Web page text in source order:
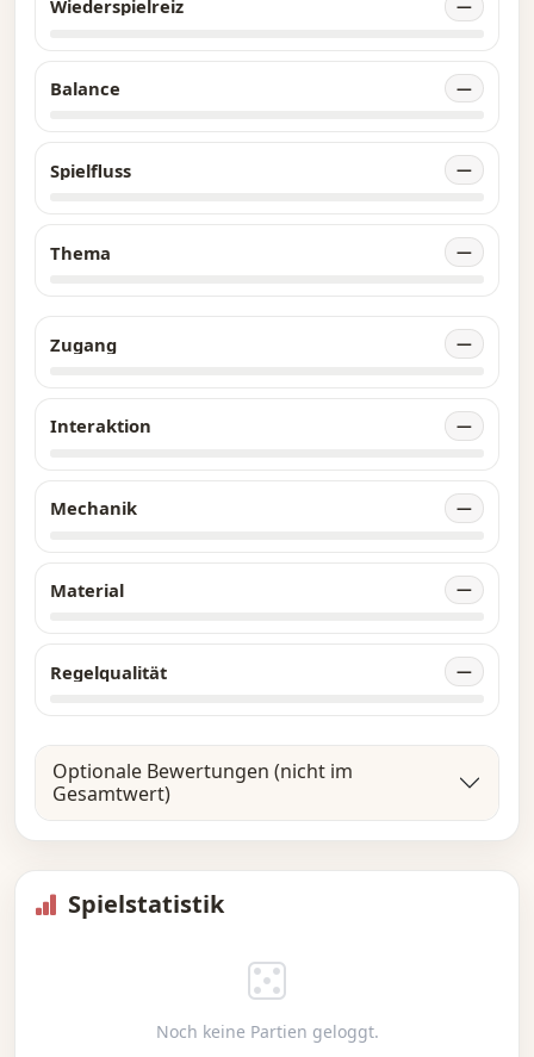
Wiederspielreiz —
Balance —
Spielfluss —
Thema —
Zugang —
Interaktion —
Mechanik —
Material —
Regelqualität —
Optionale Bewertungen (nicht im
Gesamtwert)
Spielstatistik
Noch keine Partien geloggt.